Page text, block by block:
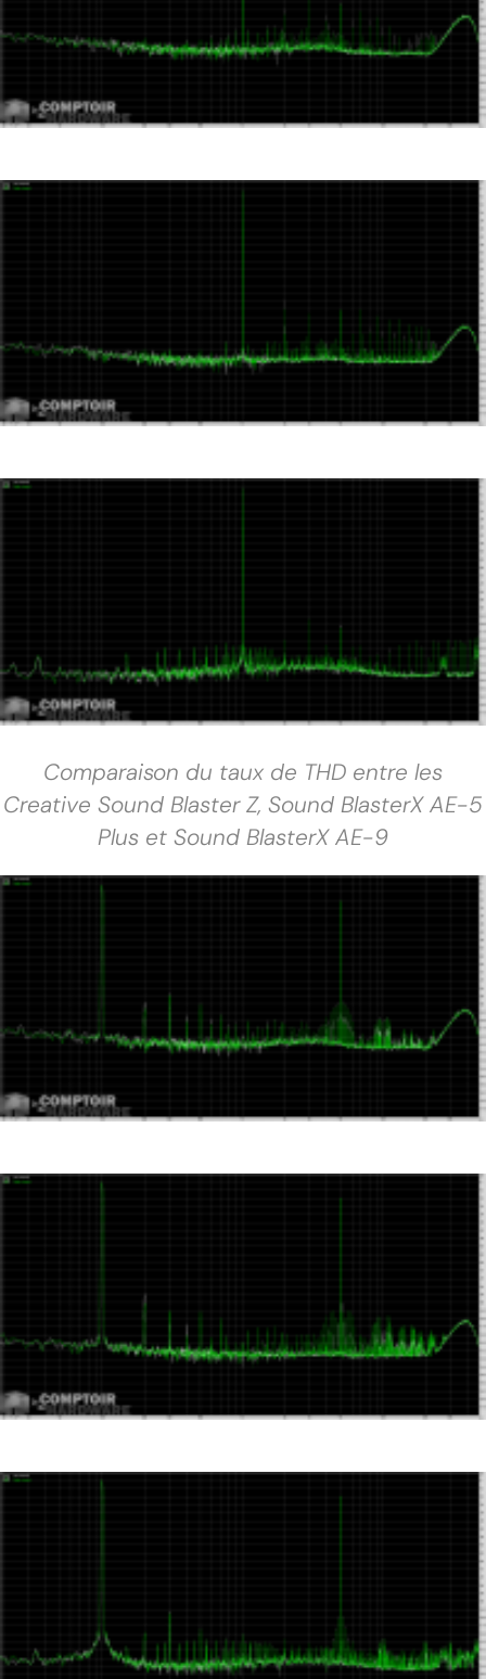
Comparaison du taux de THD entre les
Creative Sound Blaster Z, Sound BlasterX AE-5
Plus et Sound BlasterX AE-9